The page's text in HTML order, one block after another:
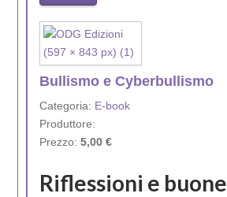
Bullismo e Cyberbullismo
Categoria: E-book
Produttore:
Prezzo: 5,00 €
Riflessioni e buone